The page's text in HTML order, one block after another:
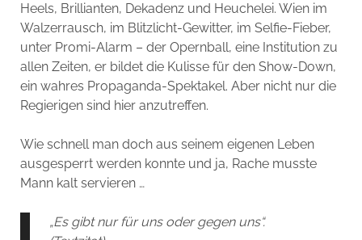
Heels, Brillianten, Dekadenz und Heuchelei. Wien im
Walzerrausch, im Blitzlicht-Gewitter, im Selfie-Fieber,
unter Promi-Alarm – der Opernball, eine Institution zu
allen Zeiten, er bildet die Kulisse für den Show-Down,
ein wahres Propaganda-Spektakel. Aber nicht nur die
Regierigen sind hier anzutreffen.
Wie schnell man doch aus seinem eigenen Leben
ausgesperrt werden konnte und ja, Rache musste
Mann kalt servieren …
„Es gibt nur für uns oder gegen uns“.